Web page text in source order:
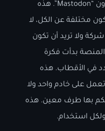
المصدر تحمل الاسم ماستدون “Mastodon”. هذه
مختلفة عن الكل، لا
ولا تريد أن تكون
المنصة بدأت فكرة
في الأقطاب. هذه
على خادم واحد ولا
بها طرف معين. هذه
استخدام.